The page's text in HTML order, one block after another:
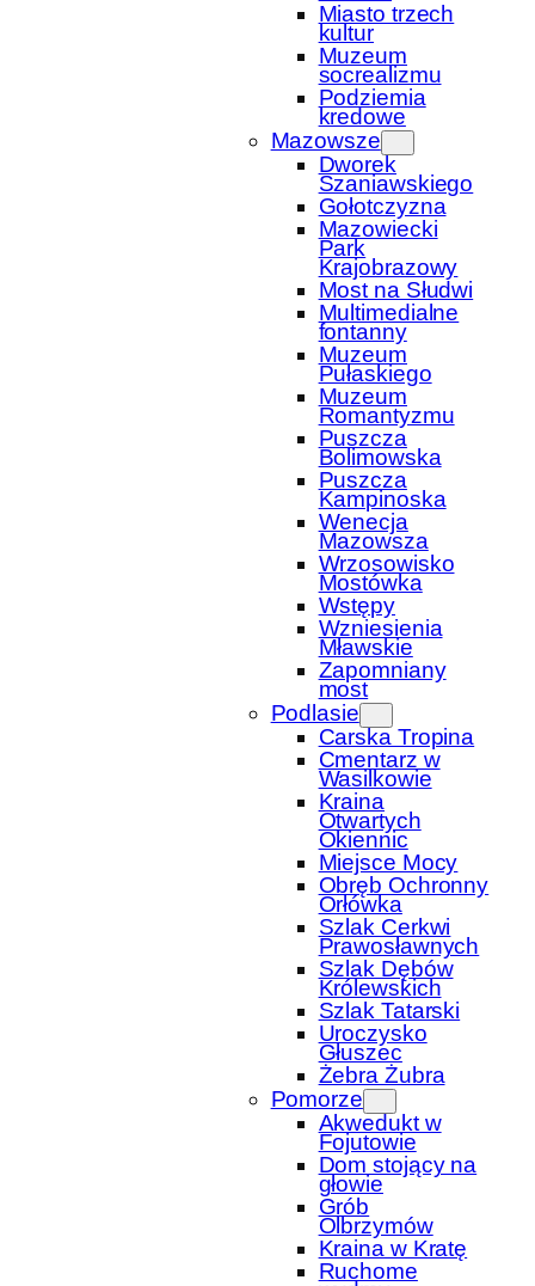
Miasto trzech
kultur
Muzeum
socrealizmu
Podziemia
kredowe
Mazowsze
Dworek
Szaniawskiego
Gołotczyzna
Mazowiecki
Park
Krajobrazowy
Most na Słudwi
Multimedialne
fontanny
Muzeum
Pułaskiego
Muzeum
Romantyzmu
Puszcza
Bolimowska
Puszcza
Kampinoska
Wenecja
Mazowsza
Wrzosowisko
Mostówka
Wstępy
Wzniesienia
Mławskie
Zapomniany
most
Podlasie
Carska Tropina
Cmentarz w
Wasilkowie
Kraina
Otwartych
Okiennic
Miejsce Mocy
Obręb Ochronny
Orłówka
Szlak Cerkwi
Prawosławnych
Szlak Dębów
Królewskich
Szlak Tatarski
Uroczysko
Głuszec
Żebra Żubra
Pomorze
Akwedukt w
Fojutowie
Dom stojący na
głowie
Grób
Olbrzymów
Kraina w Kratę
Ruchome